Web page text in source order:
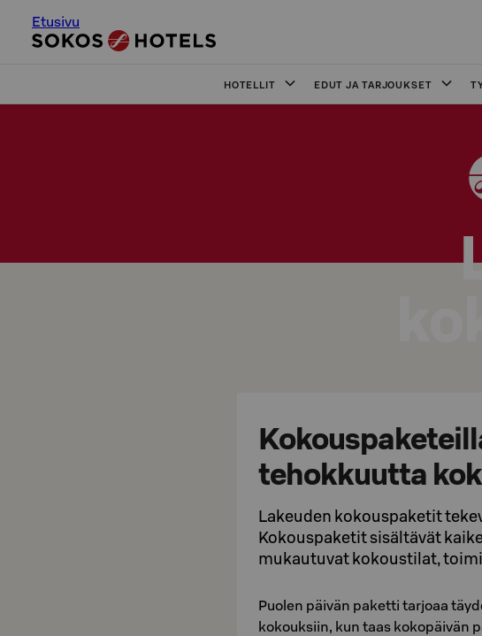
Etusivu
HOTELLIT EDUT JA TARJOUKSET
tehokkuutta
Lakeuden kokouspaketit
Kokouspaketit sisältävät
mukautuvat kokoustilat,
Puolen päivän paketti tarjoaa
kokouksiin, kun taas kokopäivän